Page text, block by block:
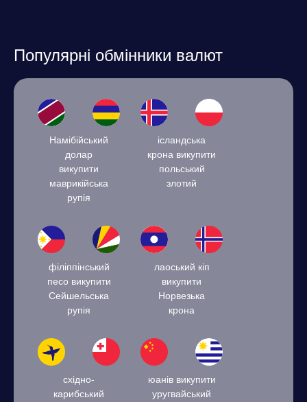
Популярні обмінники валют
Намібійський
долар
викупити
маврикійська
рупія
ісландська
крона викупити
польський
злотий
філіппінський
песо викупити
Сейшельська
рупія
лаоський кіп
викупити
Норвезька
крона
східно-
карибський
юанів викупити
уругвайський